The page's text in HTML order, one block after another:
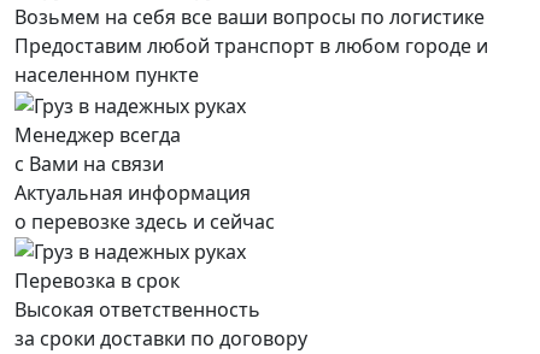
Возьмем на себя все ваши вопросы по логистике
Предоставим любой транспорт в любом городе и
населенном пункте
Менеджер всегда
с Вами на связи
Актуальная информация
о перевозке здесь и сейчас
Перевозка в срок
Высокая ответственность
за сроки доставки по договору